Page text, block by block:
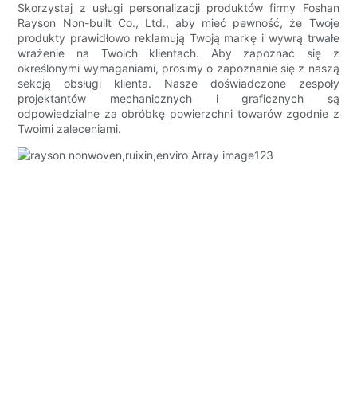
Skorzystaj z usługi personalizacji produktów firmy Foshan
Rayson Non-built Co., Ltd., aby mieć pewność, że Twoje
produkty prawidłowo reklamują Twoją markę i wywrą trwałe
wrażenie na Twoich klientach. Aby zapoznać się z
określonymi wymaganiami, prosimy o zapoznanie się z naszą
sekcją obsługi klienta. Nasze doświadczone zespoły
projektantów mechanicznych i graficznych są
odpowiedzialne za obróbkę powierzchni towarów zgodnie z
Twoimi zaleceniami.